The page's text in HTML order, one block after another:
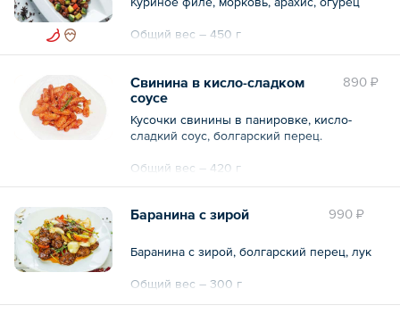
Общий вес – 450 г
890 ₽
Свинина в кисло-сладком
соусе
Кусочки свинины в панировке, кисло-
сладкий соус, болгарский перец.
Общий вес – 420 г
990 ₽
Баранина с зирой
Баранина с зирой, болгарский перец, лук
Общий вес – 300 г